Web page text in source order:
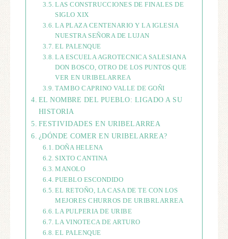
LAS CONSTRUCCIONES DE FINALES DE
SIGLO XIX
LA PLAZA CENTENARIO Y LA IGLESIA
NUESTRA SEÑORA DE LUJAN
EL PALENQUE
LA ESCUELA AGROTECNICA SALESIANA
DON BOSCO, OTRO DE LOS PUNTOS QUE
VER EN URIBELARREA
TAMBO CAPRINO VALLE DE GOÑI
EL NOMBRE DEL PUEBLO: LIGADO A SU
HISTORIA
FESTIVIDADES EN URIBELARREA
¿DÓNDE COMER EN URIBELARREA?
DOÑA HELENA
SIXTO CANTINA
MANOLO
PUEBLO ESCONDIDO
EL RETOÑO, LA CASA DE TE CON LOS
MEJORES CHURROS DE URIBRLARREA
LA PULPERIA DE URIBE
LA VINOTECA DE ARTURO
EL PALENQUE